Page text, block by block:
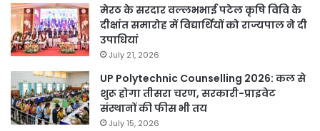
मेरठ के सरदार वल्लभभाई पटेल कृषि विवि के
दीक्षांत समारोह में विद्यार्थियों को राज्यपाल ने दी
उपाधियां
July 21, 2026
UP Polytechnic Counselling 2026: कल से
शुरू होगा तीसरा चरण, सरकारी-प्राइवेट
संस्थानों की फीस भी तय
July 15, 2026